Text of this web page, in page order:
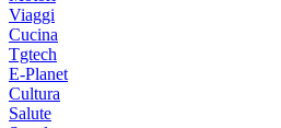
Viaggi
Cucina
Tgtech
E-Planet
Cultura
Salute